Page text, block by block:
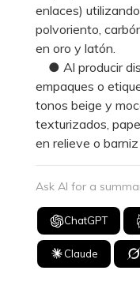
enlaces)
polvoriento,
en oro y latón.
● Al producir
empaques o
tonos beige y
texturizados,
en relieve o
Ask AI for a
ChatGPT
Claude